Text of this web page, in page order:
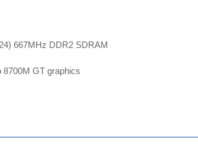
667MHz DDR2 SDRAM
GT graphics